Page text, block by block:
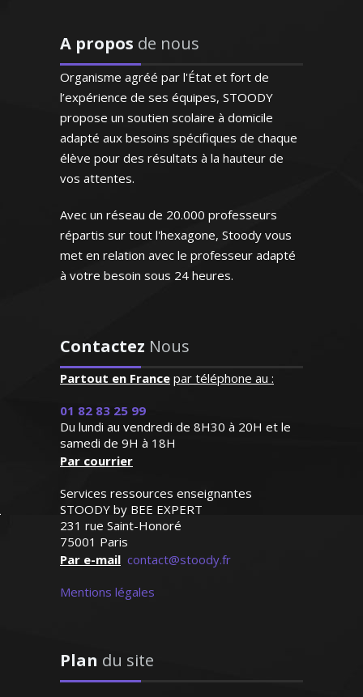
progressivement "perdu
pied" en mathématiques
cette année. Il renouvelle
son regard sur cette
matière élargissant
l'horizon de ses objectifs;
Ainsi fait, il s’enthousiasme
de plus en plus pour les
maths et les résultats
Monsieur D.Z (Bordeaux, élève
en première S)
"Enseignant de très grande
parfaitement l'espagnol
puisqu'il s'agit de sa langue
natale. Très doué pour
enseigner, il prépare
excellemment ses cours.
Bref un modèle"
étudiant au supérieur)
Passionnée par l’art sous toutes ses
formes et ayant pour vocation de
l’enseigner, je prodigue des cours
particuliers en matière de design (design
d’espace, design des produits). Ma
méthode d’enseignement combine la
théorie avec la pratique pour un résultat
Passionné par les nouvelles
technologies, j’ai poursuivi des études
Pédagogue et méthodique, je sais me
montrer à l'écoute des attentes de mes
élèves ou bien les préparer aux examens
et aux concours
Monsieur H. Stéphane – Ingénieur
informaticien - Bordeaux
A propos de nous
Organisme agréé par l'État et fort de
l’expérience de ses équipes, STOODY
propose un soutien scolaire à domicile
adapté aux besoins spécifiques de chaque
élève pour des résultats à la hauteur de
vos attentes.
Avec un réseau de 20.000 professeurs
répartis sur tout l'hexagone, Stoody vous
met en relation avec le professeur adapté
à votre besoin sous 24 heures.
Contactez Nous
Partout en France par téléphone au :
01 82 83 25 99
Du lundi au vendredi de 8H30 à 20H et le
samedi de 9H à 18H
Par courrier
Services ressources enseignantes
STOODY by BEE EXPERT
231 rue Saint-Honoré
75001 Paris
Par e-mail contact@stoody.fr
Mentions légales
Plan du site